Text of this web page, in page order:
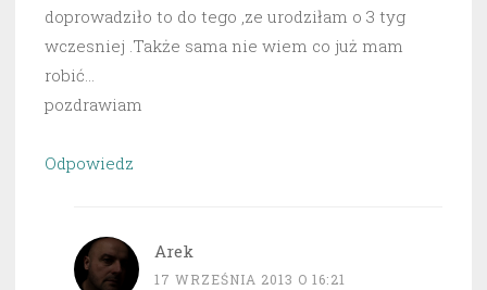
doprowadziło to do tego ,ze urodziłam o 3 tyg
wczesniej .Także sama nie wiem co już mam
robić…
pozdrawiam
Odpowiedz
Arek
17 WRZEŚNIA 2013 O 16:21